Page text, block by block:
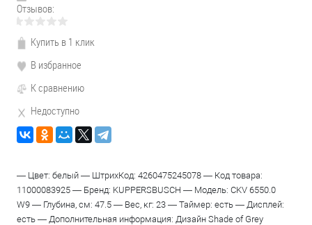
Отзывов:
Купить в 1 клик
В избранное
К сравнению
Недоступно
— Цвет: белый — ШтрихКод: 4260475245078 — Код товара:
11000083925 — Бренд: KUPPERSBUSCH — Модель: CKV 6550.0
W9 — Глубина, см: 47.5 — Вес, кг: 23 — Таймер: есть — Дисплей:
есть — Дополнительная информация: Дизайн Shade of Grey